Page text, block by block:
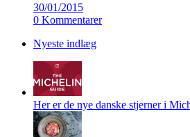
30/01/2015
0 Kommentarer
Nyeste indlæg
Her er de nye danske stjerner i